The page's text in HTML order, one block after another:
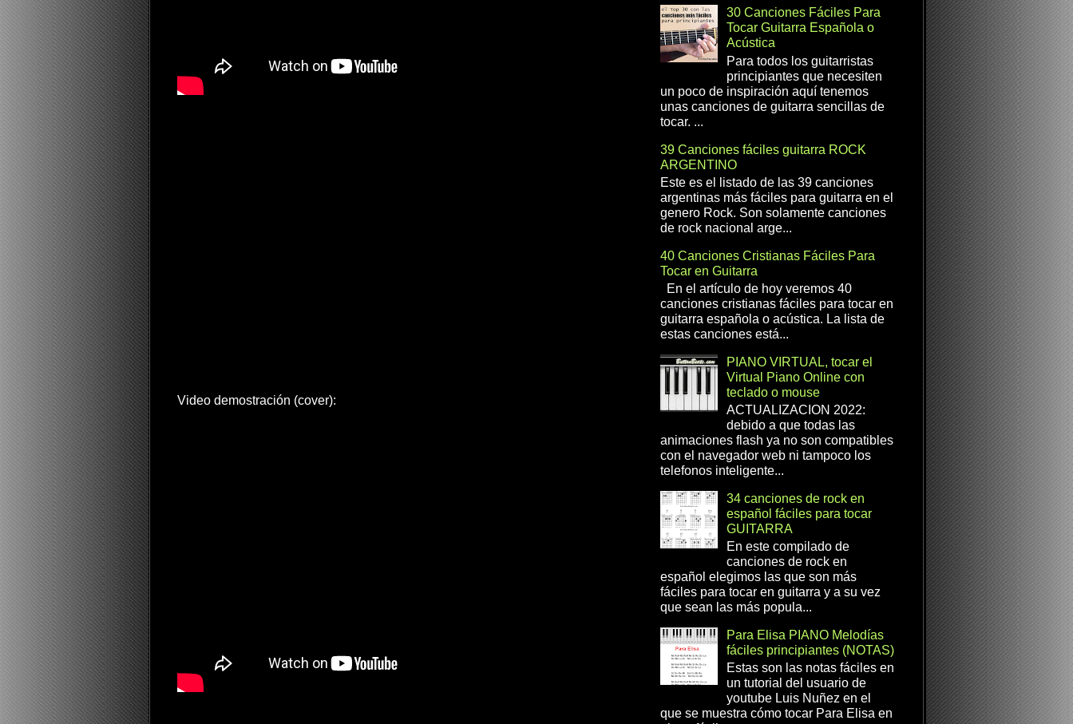
Video demostración (cover):
30 Canciones Fáciles Para
Tocar Guitarra Española o
Acústica
Para todos los guitarristas
principiantes que necesiten
un poco de inspiración aquí tenemos
unas canciones de guitarra sencillas de
tocar. ...
39 Canciones fáciles guitarra ROCK
ARGENTINO
Este es el listado de las 39 canciones
argentinas más fáciles para guitarra en el
genero Rock. Son solamente canciones
de rock nacional arge...
40 Canciones Cristianas Fáciles Para
Tocar en Guitarra
En el artículo de hoy veremos 40
canciones cristianas fáciles para tocar en
guitarra española o acústica. La lista de
estas canciones está...
PIANO VIRTUAL, tocar el
Virtual Piano Online con
teclado o mouse
ACTUALIZACION 2022:
debido a que todas las
animaciones flash ya no son compatibles
con el navegador web ni tampoco los
telefonos inteligente...
34 canciones de rock en
español fáciles para tocar
GUITARRA
En este compilado de
canciones de rock en
español elegimos las que son más
fáciles para tocar en guitarra y a su vez
que sean las más popula...
Para Elisa PIANO Melodías
fáciles principiantes (NOTAS)
Estas son las notas fáciles en
un tutorial del usuario de
youtube Luis Nuñez en el
que se muestra cómo tocar Para Elisa en